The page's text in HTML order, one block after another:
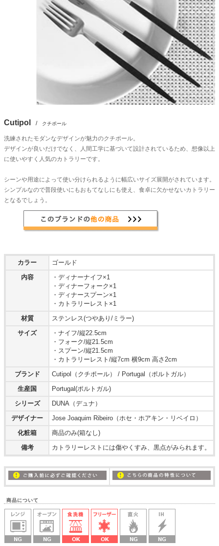
Cutipol / クチポール
洗練されたモダンなデザインが魅力のクチポール。
デザインが良いだけでなく、人間工学に基づいて設計されているため、想像以上
に使いやすく人気のカトラリーです。
シーンや用途によって使い分けられるように幅広いサイズ展開がされています。
シンプルなので普段使いにもおもてなしにも使え、食卓に欠かせないカトラリー
となるでしょう。
カラー
ゴールド
内容
・ディナーナイフ×1
・ディナーフォーク×1
・ディナースプーン×1
・カトラリーレスト×1
材質
ステンレス(つやあり/ミラー)
サイズ
・ナイフ/縦22.5cm
・フォーク/縦21.5cm
・スプーン/縦21.5cm
・カトラリーレスト/縦7cm 横9cm 高さ2cm
ブランド
Cutipol（クチポール） / Portugal（ポルトガル）
生産国
Portugal(ポルトガル)
シリーズ
DUNA（デュナ）
デザイナー
Jose Joaquim Ribeiro（ホセ・ホアキン・リベイロ）
化粧箱
商品のみ(箱なし)
備考
カトラリーレストには傷やくすみ、黒点がみられます。
商品について